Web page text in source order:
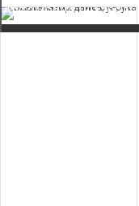
Автомобільні зарядні